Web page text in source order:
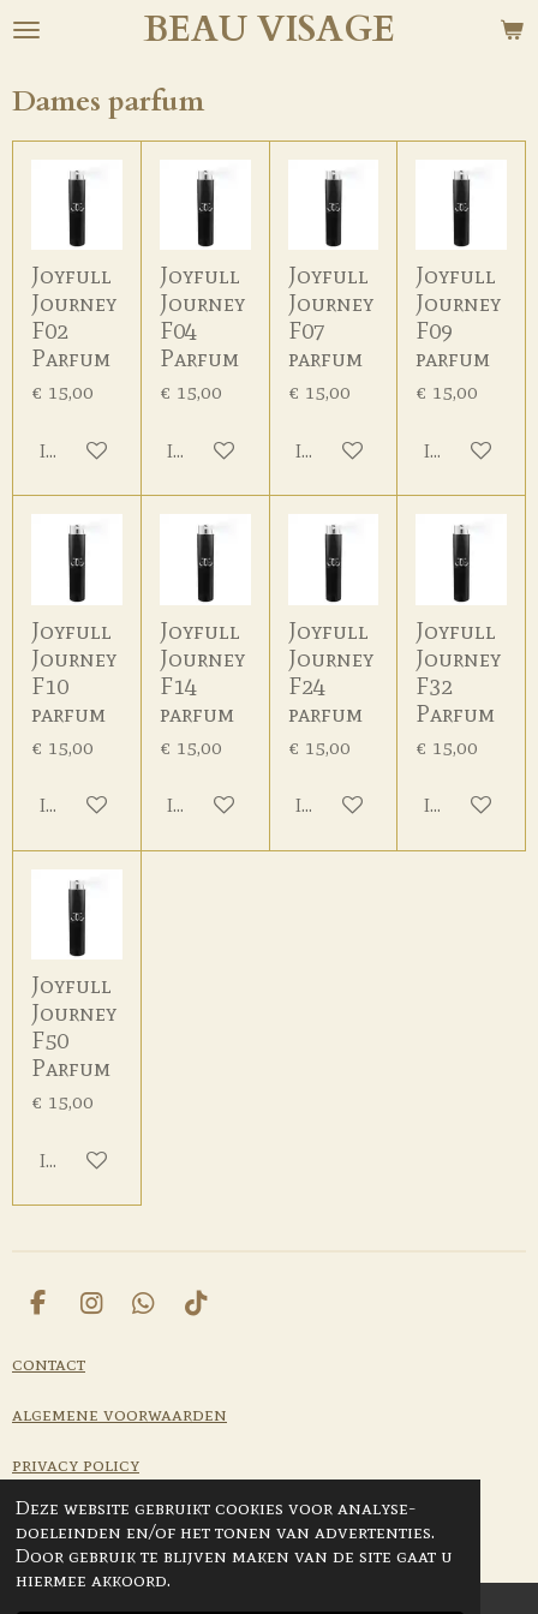
Deze website gebruikt cookies voor analyse-
doeleinden en/of het tonen van advertenties.
Door gebruik te blijven maken van de site gaat u
hiermee akkoord.
Ga
naar
de
hoofdinhoud
BEAUVISAGE
Dames parfum
Joyfull
Journey
F02
Parfum
€ 15,00
In winkelwagen
Joyfull
Journey
F04
Parfum
€ 15,00
In winkelwagen
Joyfull
Journey
F07
parfum
€ 15,00
In winkelwagen
Joyfull
Journey
F09
parfum
€ 15,00
In
Joyfull
Journey
F10
parfum
€ 15,00
In winkelwagen
Joyfull
Journey
F14
parfum
€ 15,00
In winkelwagen
Joyfull
Journey
F24
parfum
€ 15,00
In winkelwagen
Joyfull
Journey
F32
Parfum
€ 15,00
In
Joyfull
Journey
F50
Parfum
€ 15,00
In winkelwagen
F
c
b
o
k
I
a
r
a
m
W
s
p
T
o
contact
algemene voorwaarden
privacy policy
retourneren
© 2009 Beau visage